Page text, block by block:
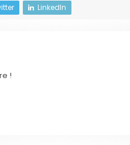
LinkedIn
!